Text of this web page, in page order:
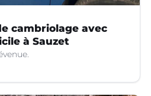
cambriolage avec
à Sauzet